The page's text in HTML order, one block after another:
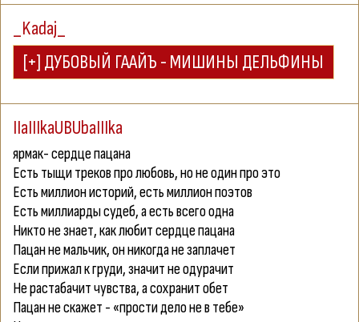
_Kadaj_
IIaIIIkaUBUbaIIIka
ярмак- сердце пацана
Есть тыщи треков про любовь, но не один про это
Есть миллион историй, есть миллион поэтов
Есть миллиарды судеб, а есть всего одна
Никто не знает, как любит сердце пацана
Пацан не мальчик, он никогда не заплачет
Если прижал к груди, значит не одурачит
Не растабачит чувства, а сохранит обет
Пацан не скажет - «прости дело не в тебе»